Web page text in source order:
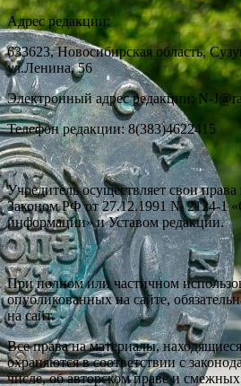
Адрес редакции:
633623, Новосибирская область,
ул.Ленина, 56
Электронный адрес редакции: N-
Телефон редакции: 8(383)4622415
Учредитель осуществляет свои права
Законом РФ от 27.12.1991 № 2124-1
информации» и Уставом редакции.
При полном или частичном
опубликованных на сайте,
на сайт.
Все права на материалы,
охраняются в соответствии с
числе, об авторском праве и